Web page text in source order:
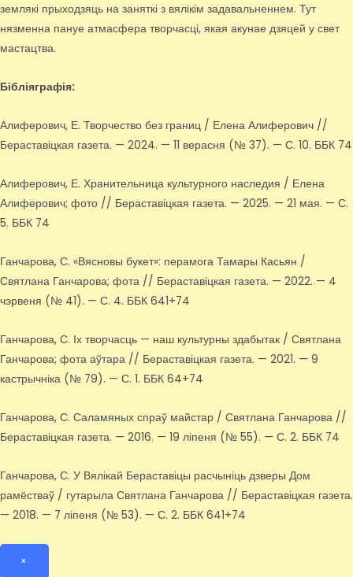
землякі прыходзяць на заняткі з вялікім задавальненнем. Тут
нязменна пануе атмасфера творчасці, якая акунае дзяцей у свет
мастацтва.
Бібліяграфія:
Алиферович, Е. Творчество без границ / Елена Алиферович //
Бераставіцкая газета. — 2024. — 11 верасня (№ 37). — С. 10. ББК 74
Алиферович, Е. Хранительница культурного наследия / Елена
Алиферович; фото // Бераставіцкая газета. — 2025. — 21 мая. — С.
5. ББК 74
Ганчарова, С. «Вясновы букет»: перамога Тамары Касьян /
Святлана Ганчарова; фота // Бераставіцкая газета. — 2022. — 4
чэрвеня (№ 41). — С. 4. ББК 641+74
Ганчарова, С. Іх творчасць — наш культурны здабытак / Святлана
Ганчарова; фота аўтара // Бераставіцкая газета. — 2021. — 9
кастрычніка (№ 79). — С. 1. ББК 64+74
Ганчарова, С. Саламяных спраў майстар / Святлана Ганчарова //
Бераставіцкая газета. — 2016. — 19 ліпеня (№ 55). — С. 2. ББК 74
Ганчарова, С. У Вялікай Бераставіцы расчыніць дзверы Дом
рамёстваў / гутарыла Святлана Ганчарова // Бераставіцкая газета.
— 2018. — 7 ліпеня (№ 53). — С. 2. ББК 641+74
×